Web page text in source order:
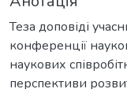
Теза доповіді
конференції
наукових
перспективи